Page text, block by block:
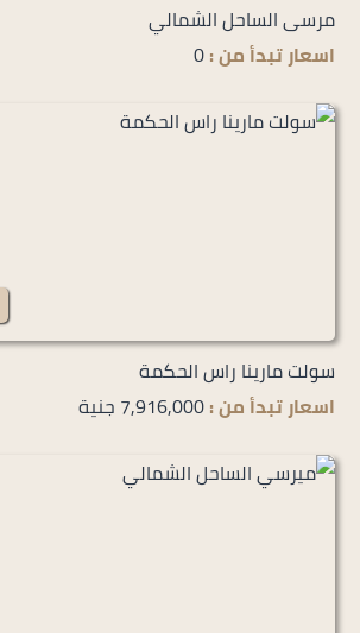
مرسى الساحل الشمالي
اسعار تبدأ من :0
سولت مارينا راس الحكمة
اسعار تبدأ من :7,916,000 جنية